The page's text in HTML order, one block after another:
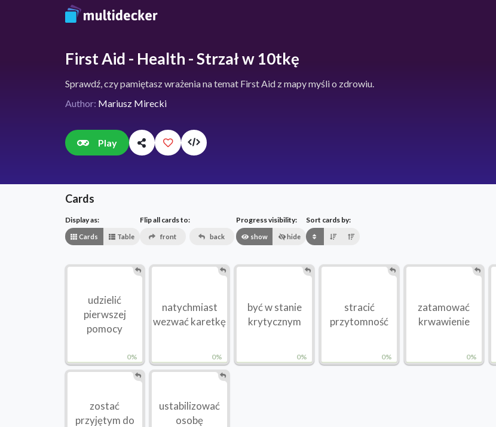
First Aid - Health - Strzał w 10tkę
Sprawdź, czy pamiętasz wrażenia na temat First Aid z mapy myśli o zdrowiu.
Author: Mariusz Mirecki
Play
Cards
Display as:
Cards Table
Flip all cards to:
front back
Progress visibility:
show hide
Sort cards by:
0%
udzielić
pierwszej
pomocy
0%
natychmiast
wezwać karetkę
0%
być w stanie
krytycznym
0%
stracić
przytomność
0%
zatamować
krwawienie
zostać
przyjętym do
ustabilizować
osobę